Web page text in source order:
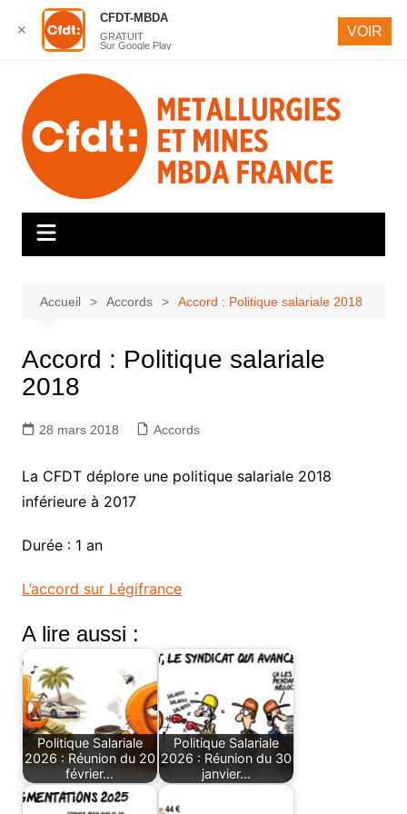
contenu
Accueil Accords Accord : Politique salariale 2018
Accord : Politique salariale
2018
28 mars 2018 Accords
La CFDT déplore une politique salariale 2018
inférieure à 2017
Durée : 1 an
L’accord sur Légifrance
A lire aussi :
Politique Salariale
2026 : Réunion du 20
février…
Politique Salariale
2026 : Réunion du 30
janvier…
✕
CFDT-MBDA
GRATUIT
Sur Google Play
VOIR